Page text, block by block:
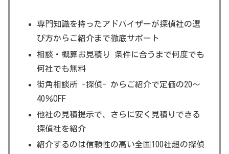
専門知識を持ったアドバイザーが探偵社の選
び方からご紹介まで徹底サポート
相談・概算お見積り 条件に合うまで何度でも
何社でも無料
街角相談所 -探偵- からご紹介で定価の20～
40％OFF
他社の見積提示で、さらに安く見積りできる
探偵社を紹介
紹介するのは信頼性の高い全国100社超の探偵